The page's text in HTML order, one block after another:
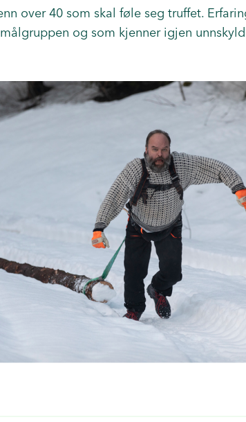
over 40 som skal føle seg truffet.
og som kjenner igjen